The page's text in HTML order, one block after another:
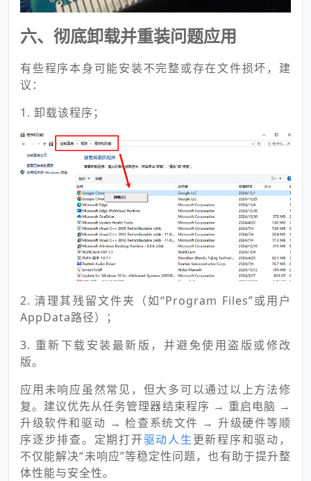
六、彻底卸载并重装问题应用
有些程序本身可能安装不完整或存在文件损坏，建
议：
1. 卸载该程序；
2. 清理其残留文件夹（如“Program Files”或用户
AppData路径）；
3. 重新下载安装最新版，并避免使用盗版或修改
版。
应用未响应虽然常见，但大多可以通过以上方法修
复。建议优先从任务管理器结束程序 → 重启电脑 →
升级软件和驱动 → 检查系统文件 → 升级硬件等顺
序逐步排查。定期打开驱动人生更新程序和驱动，
不仅能解决“未响应”等稳定性问题，也有助于提升整
体性能与安全性。